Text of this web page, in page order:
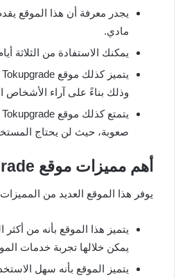
يجدر معرفة أن هذا الموقع
مادي.
يمكنك الاستفادة من الثلاثة
وذلك بناءً على آراء الأشخاص
صعوبة، حيث لن يحتاج
أهم مميزات موقع Tokupgrade لزيادة أعداد متابعي تيك توك
يوفر هذا الموقع العديد من
يتميز هذا الموقع بأنه من أكثر
يمكن خلالها تجربة خدمات
يتميز الموقع بأنه سهل